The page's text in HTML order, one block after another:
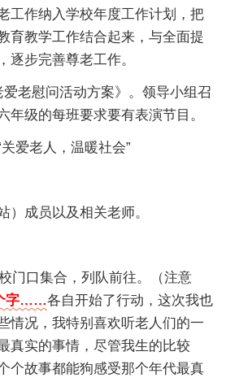
工作纳入学校年度工作计划，把
育教学工作结合起来，与全面提
逐步完善尊老工作。
老慰问活动方案》。领导小组召
年级的每班要求要有表演节目。
爱老人，温暖社会”
）成员以及相关老师。
门口集合，列队前往。（注意
字……各自开始了行动，这次我也
情况，我特别喜欢听老人们的一
真实的事情，尽管我生的比较
个故事都能狗感受那个年代最真